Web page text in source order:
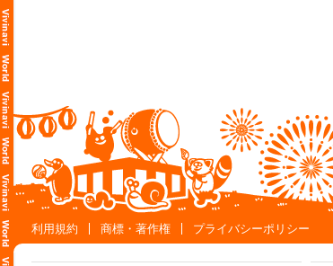
利用規約
商標・著作権 プライバシーポリシー